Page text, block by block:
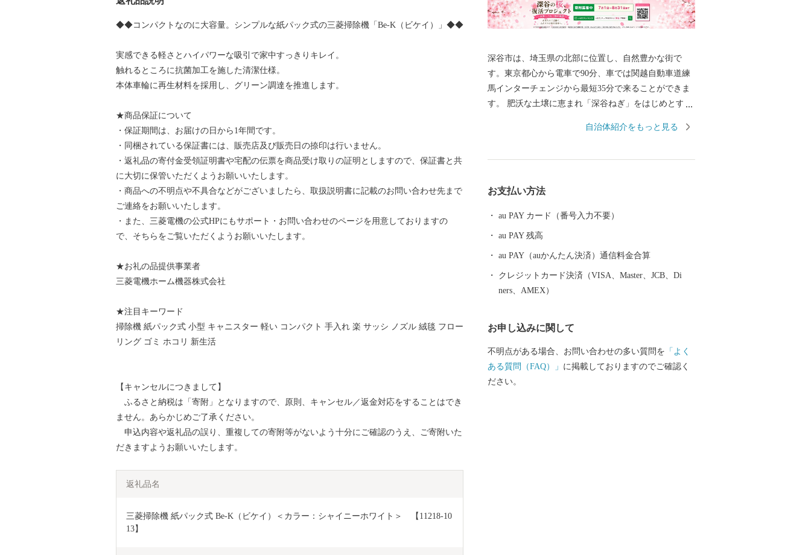
◆◆コンパクトなのに大容量。シンプルな紙パック式の三菱掃除機「Be-K（ビケイ）」◆◆
実感できる軽さとハイパワーな吸引で家中すっきりキレイ。
触れるところに抗菌加工を施した清潔仕様。
本体車輪に再生材料を採用し、グリーン調達を推進します。
★商品保証について
・保証期間は、お届けの日から1年間です。
・同梱されている保証書には、販売店及び販売日の捺印は行いません。
・返礼品の寄付金受領証明書や宅配の伝票を商品受け取りの証明としますので、保証書と共
に大切に保管いただくようお願いいたします。
・商品への不明点や不具合などがございましたら、取扱説明書に記載のお問い合わせ先まで
ご連絡をお願いいたします。
・また、三菱電機の公式HPにもサポート・お問い合わせのページを用意しておりますの
で、そちらをご覧いただくようお願いいたします。
★お礼の品提供事業者
三菱電機ホーム機器株式会社
★注目キーワード
掃除機 紙パック式 小型 キャニスター 軽い コンパクト 手入れ 楽 サッシ ノズル 絨毯 フロー
リング ゴミ ホコリ 新生活
【キャンセルにつきまして】
ふるさと納税は「寄附」となりますので、原則、キャンセル／返金対応をすることはでき
ません。あらかじめご了承ください。
申込内容や返礼品の誤り、重複しての寄附等がないよう十分にご確認のうえ、ご寄附いた
だきますようお願いいたします。
返礼品名
三菱掃除機 紙パック式 Be-K（ビケイ）＜カラー：シャイニーホワイト＞　【11218-10
13】
深谷市は、埼玉県の北部に位置し、自然豊かな街で
す。東京都心から電車で90分、車では関越自動車道練
馬インターチェンジから最短35分で来ることができま
す。 肥沃な土壌に恵まれ「深谷ねぎ」をはじめとする
も果たしています。また、生産量トップクラスのユ
谷市出身です。 渋沢栄一は「道徳経済合一説」を唱
も熱心に取り組み、数々の功績を残しました。 なお、
財務省が発表したデザインは、表面は渋沢栄一翁の肖
像、裏面は東京駅となっていますが、東京駅で使用さ
いずれも深谷市と関わりの深いものとなっています。
自治体紹介をもっと見る
お支払い方法
au PAY カード（番号入力不要）
au PAY 残高
au PAY（auかんたん決済）通信料金合算
クレジットカード決済（VISA、Master、JCB、Di
ners、AMEX）
お申し込みに関して
不明点がある場合、お問い合わせの多い質問を 「よく
ある質問（FAQ）」 に掲載しておりますのでご確認く
ださい。